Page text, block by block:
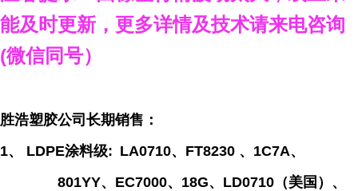
能及时更新，更多详情及技术请来电咨询
(微信同号）
胜浩塑胶公司长期销售：
1、 LDPE涂料级: LA0710、 FT8230 、 1C7A、
801YY、 EC7000、 18G、 LD0710 （美国）、